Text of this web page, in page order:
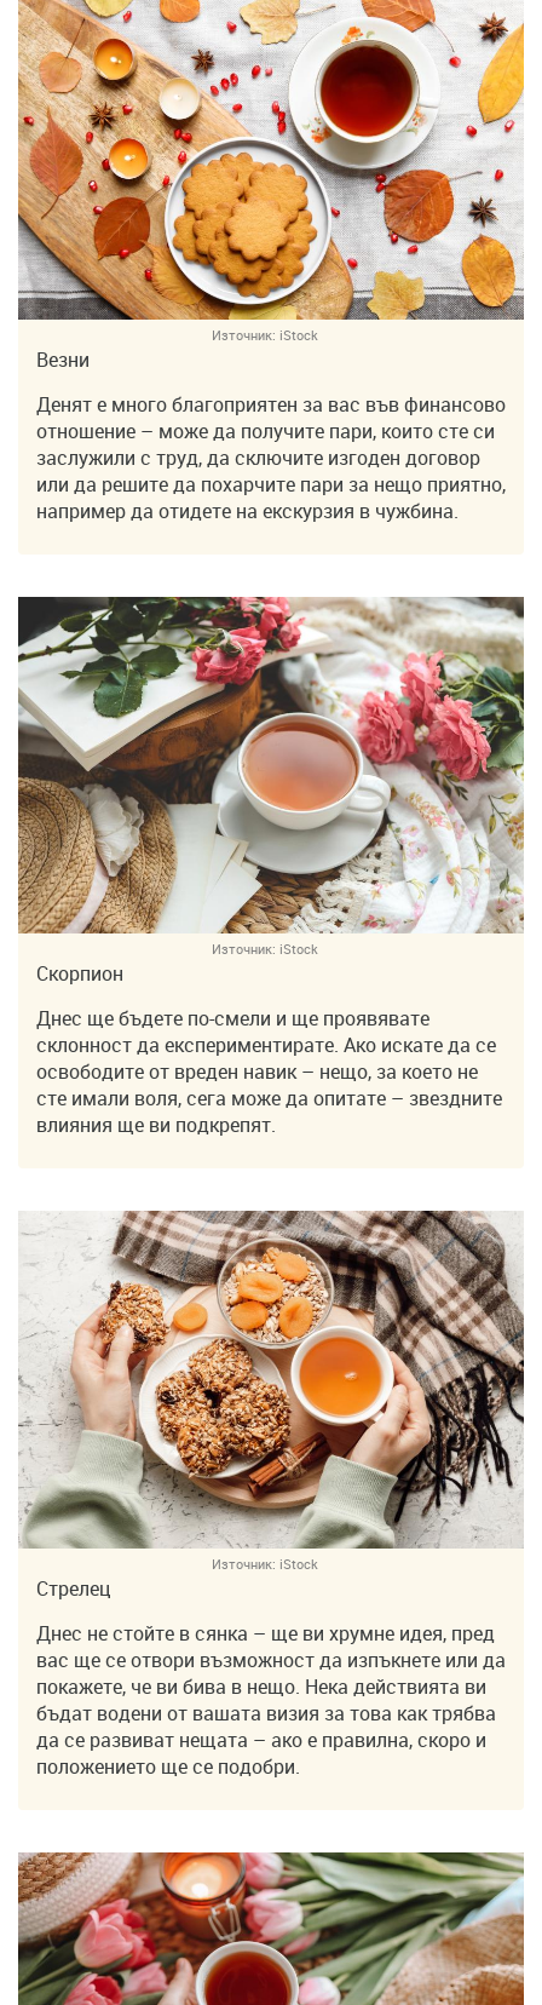
Източник: iStock
Везни
Денят е много благоприятен за вас във финансово
отношение – може да получите пари, които сте си
заслужили с труд, да сключите изгоден договор
или да решите да похарчите пари за нещо приятно,
например да отидете на екскурзия в чужбина.
Източник: iStock
Скорпион
Днес ще бъдете по-смели и ще проявявате
склонност да експериментирате. Ако искате да се
освободите от вреден навик – нещо, за което не
сте имали воля, сега може да опитате – звездните
влияния ще ви подкрепят.
Източник: iStock
Стрелец
Днес не стойте в сянка – ще ви хрумне идея, пред
вас ще се отвори възможност да изпъкнете или да
покажете, че ви бива в нещо. Нека действията ви
бъдат водени от вашата визия за това как трябва
да се развиват нещата – ако е правилна, скоро и
положението ще се подобри.